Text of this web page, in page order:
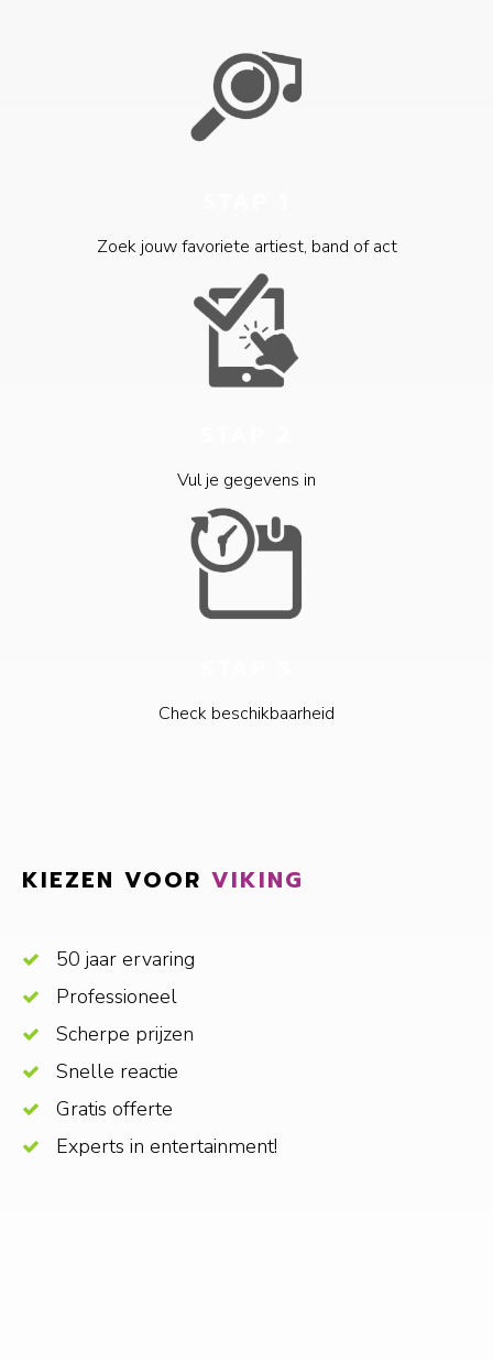
Zoek jouw favoriete artiest, band of act
Vul je gegevens in
Check beschikbaarheid
KIEZEN VOOR VIKING
50 jaar ervaring
Professioneel
Scherpe prijzen
Snelle reactie
Gratis offerte
Experts in entertainment!